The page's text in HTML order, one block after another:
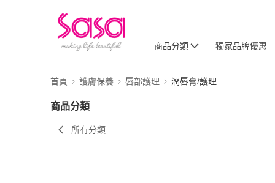
商品分類 獨家品牌優惠
首頁 護膚保養 唇部護理 潤唇膏/護理
商品分類
所有分類